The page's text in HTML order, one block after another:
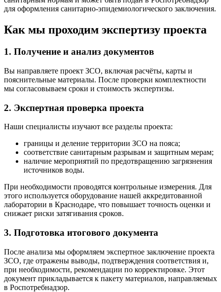
для оформления санитарно-эпидемиологического заключения.
Как мы проходим экспертизу проекта
1. Получение и анализ документов
Вы направляете проект ЗСО, включая расчёты, карты и
пояснительные материалы. После проверки комплектности
мы согласовываем сроки и стоимость экспертизы.
2. Экспертная проверка проекта
Наши специалисты изучают все разделы проекта:
границы и деление территории ЗСО на пояса;
соответствие санитарным разрывам и защитным мерам;
наличие мероприятий по предотвращению загрязнения
источников воды.
При необходимости проводятся контрольные измерения. Для
этого используется оборудование нашей аккредитованной
лаборатории в Краснодаре, что повышает точность оценки и
снижает риски затягивания сроков.
3. Подготовка итогового документа
После анализа мы оформляем экспертное заключение проекта
ЗСО, где отражены выводы, подтверждения соответствия и,
при необходимости, рекомендации по корректировке. Этот
документ прикладывается к пакету материалов, направляемых
в Роспотребнадзор.